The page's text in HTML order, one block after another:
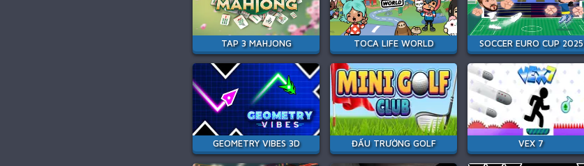
TAP 3 MAHJONG TOCA LIFE WORLD SOCCER EURO CUP 2025
GEOMETRY VIBES 3D ĐẤU TRƯỜNG GOLF VEX 7